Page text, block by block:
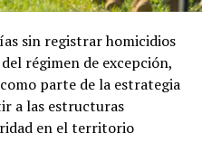
sin registrar homicidios
régimen de excepción,
parte de la estrategia
a las estructuras
en el territorio